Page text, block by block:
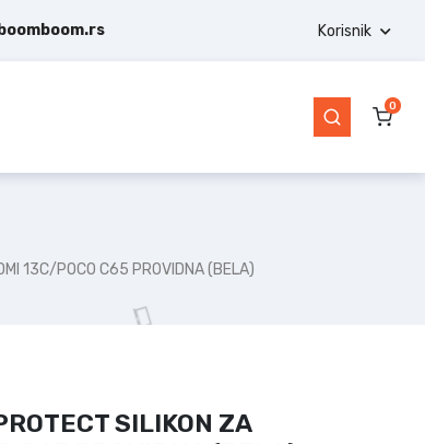
Korisnik
0
13C/POCO C65 PROVIDNA (BELA)
SILIKON ZA